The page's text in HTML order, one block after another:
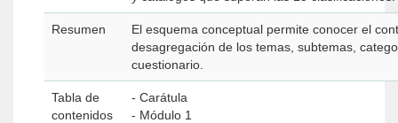
Resumen
El esquema conceptual permite conocer el
desagregación de los temas, subtemas,
cuestionario.
Tabla de
contenidos
- Carátula
- Módulo 1